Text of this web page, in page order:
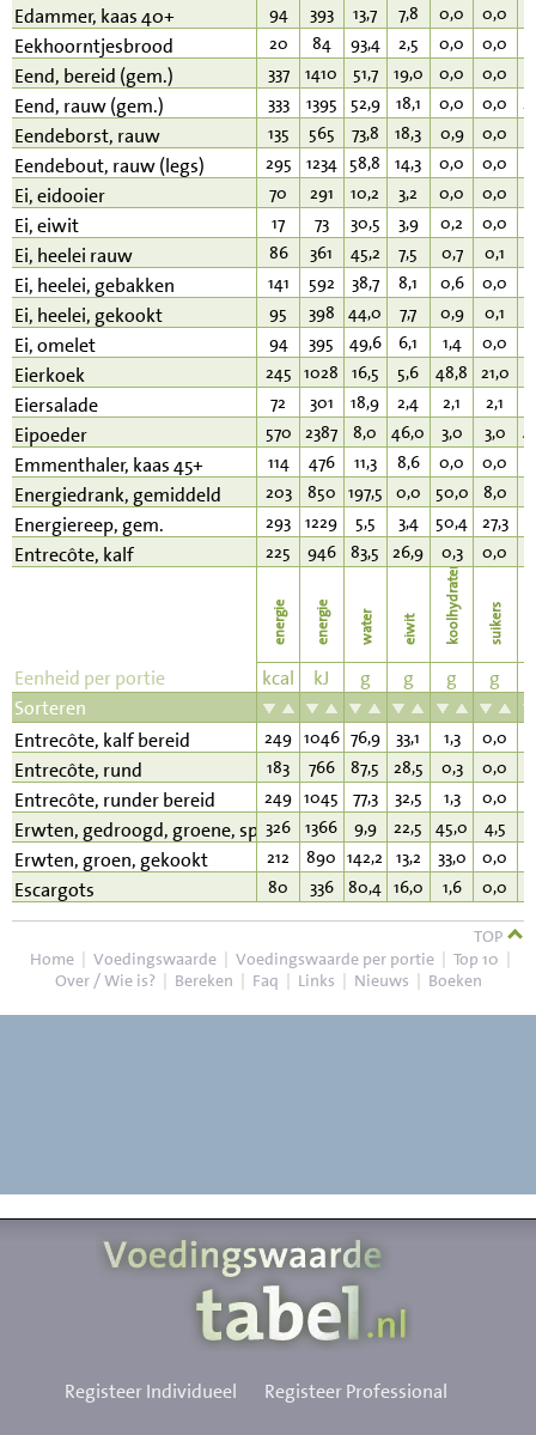
Edammer, kaas 40+ 94 393 13,7 7,8 0,0 0,0
Eekhoorntjesbrood 20 84 93,4 2,5 0,0 0,0
Eend, bereid (gem.) 337 1410 51,7 19,0 0,0 0,0
Eend, rauw (gem.) 333 1395 52,9 18,1 0,0 0,0
Eendeborst, rauw 135 565 73,8 18,3 0,9 0,0
Eendebout, rauw (legs) 295 1234 58,8 14,3 0,0 0,0
Ei, eidooier 70 291 10,2 3,2 0,0 0,0
Ei, eiwit 17 73 30,5 3,9 0,2 0,0
Ei, heelei rauw 86 361 45,2 7,5 0,7 0,1
Ei, heelei, gebakken 141 592 38,7 8,1 0,6 0,0
Ei, heelei, gekookt 95 398 44,0 7,7 0,9 0,1
Ei, omelet 94 395 49,6 6,1 1,4 0,0
Eierkoek 245 1028 16,5 5,6 48,8 21,0
Eiersalade 72 301 18,9 2,4 2,1 2,1
Eipoeder 570 2387 8,0 46,0 3,0 3,0
Emmenthaler, kaas 45+ 114 476 11,3 8,6 0,0 0,0
Energiedrank, gemiddeld 203 850 197,5 0,0 50,0 8,0
Energiereep, gem. 293 1229 5,5 3,4 50,4 27,3
Entrecôte, kalf 225 946 83,5 26,9 0,3 0,0
energie energie water eiwit koolhydraten suikers
Eenheid per portie kcal kJ g g g g
Sorteren
Entrecôte, kalf bereid
249 1046 76,9 33,1 1,3 0,0
Entrecôte, rund 183 766 87,5 28,5 0,3 0,0
Entrecôte, runder bereid 249 1045 77,3 32,5 1,3 0,0
Erwten, gedroogd, groene, split326 1366 9,9 22,5 45,0 4,5
Erwten, groen, gekookt 212 890 142,2 13,2 33,0 0,0
Escargots 80 336 80,4 16,0 1,6 0,0
TOP
Home | Voedingswaarde | Voedingswaarde per portie | Top 10 |
Over / Wie is? | Bereken | Faq | Links | Nieuws | Boeken
Registeer Individueel Registeer Professional